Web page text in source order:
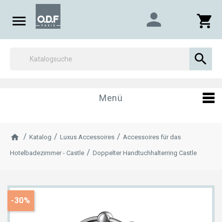
 shopping_cart
person

Menü
Katalog Luxus Accessoires Accessoires für das
Hotelbadezimmer - Castle Doppelter Handtuchhalterring Castle
-30%